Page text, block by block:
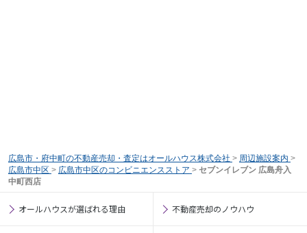
広島市・府中町の不動産売却・査定はオールハウス株式会社 > 周辺施設案内 >
広島市中区 > 広島市中区のコンビニエンスストア > セブンイレブン 広島舟入
中町西店
オールハウスが選ばれる理由 不動産売却のノウハウ